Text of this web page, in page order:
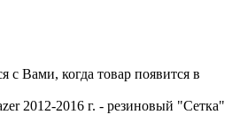
Вами, когда товар появится в
2012-2016 г. - резиновый "Сетка"